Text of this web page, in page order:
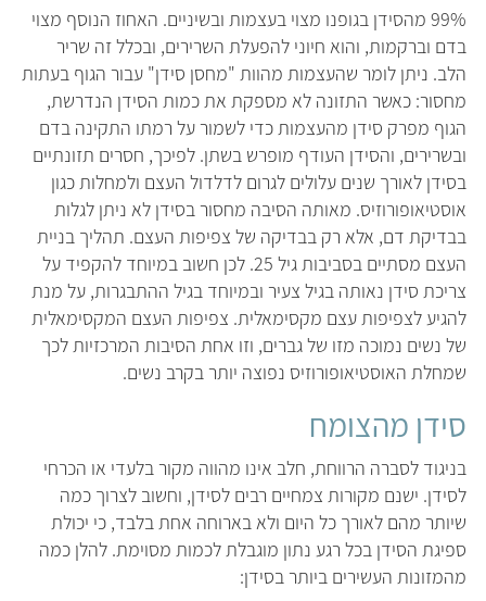
99% מהסידן בגופנו מצוי בעצמות ובשיניים. האחוז הנוסף מצוי
בדם וברקמות, והוא חיוני להפעלת השרירים, ובכלל זה שריר
הלב. ניתן לומר שהעצמות מהוות "מחסן סידן" עבור הגוף בעתות
מחסור: כאשר התזונה לא מספקת את כמות הסידן הנדרשת,
הגוף מפרק סידן מהעצמות כדי לשמור על רמתו התקינה בדם
ובשרירים, והסידן העודף מופרש בשתן. לפיכך, חסרים תזונתיים
בסידן לאורך שנים עלולים לגרום לדלדול העצם ולמחלות כגון
אוסטיאופורוזיס. מאותה הסיבה מחסור בסידן לא ניתן לגלות
בבדיקת דם, אלא רק בבדיקה של צפיפות העצם. תהליך בניית
העצם מסתיים בסביבות גיל 25. לכן חשוב במיוחד להקפיד על
צריכת סידן נאותה בגיל צעיר ובמיוחד בגיל ההתבגרות, על מנת
להגיע לצפיפות עצם מקסימאלית. צפיפות העצם המקסימאלית
של נשים נמוכה מזו של גברים, וזו אחת הסיבות המרכזיות לכך
שמחלת האוסטיאופורוזיס נפוצה יותר בקרב נשים.
סידן מהצומח
בניגוד לסברה הרווחת, חלב אינו מהווה מקור בלעדי או הכרחי
לסידן. ישנם מקורות צמחיים רבים לסידן, וחשוב לצרוך כמה
שיותר מהם לאורך כל היום ולא בארוחה אחת בלבד, כי יכולת
ספיגת הסידן בכל רגע נתון מוגבלת לכמות מסוימת. להלן כמה
מהמזונות העשירים ביותר בסידן: